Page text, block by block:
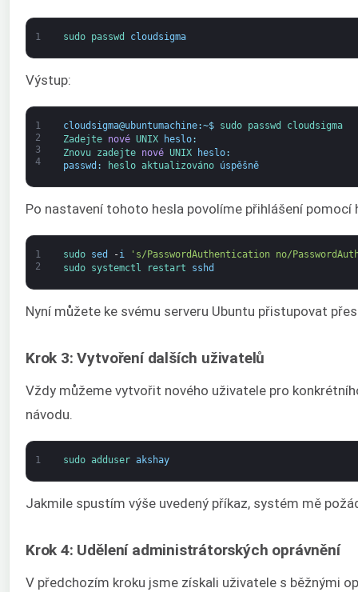
1 sudo passwd cloudsigma
Výstup:
1
2
3
4
cloudsigma@ubuntumachine:~$ sudo passwd
cloudsigma
Zadejte nové UNIX heslo:
Znovu zadejte nové UNIX heslo:
passwd : heslo aktualizováno úspěšně
Po nastavení tohoto hesla povolíme přihlášení
1
2
sudo sed -i
's/PasswordAuthentication no/
sudo systemctl restart sshd
Nyní můžete ke svému serveru Ubuntu přistupovat
Krok 3: Vytvoření dalších uživatelů
Vždy můžeme vytvořit nového uživatele pro
návodu.
1 sudo adduser akshay
Jakmile spustím výše uvedený příkaz, systém mě
Krok 4: Udělení administrátorských oprávnění
V předchozím kroku jsme získali uživatele s běžnými